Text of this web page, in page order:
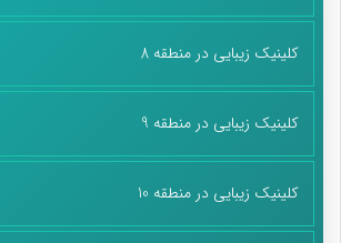
کلینیک زیبایی در منطقه 8
کلینیک زیبایی در منطقه 9
کلینیک زیبایی در منطقه 10